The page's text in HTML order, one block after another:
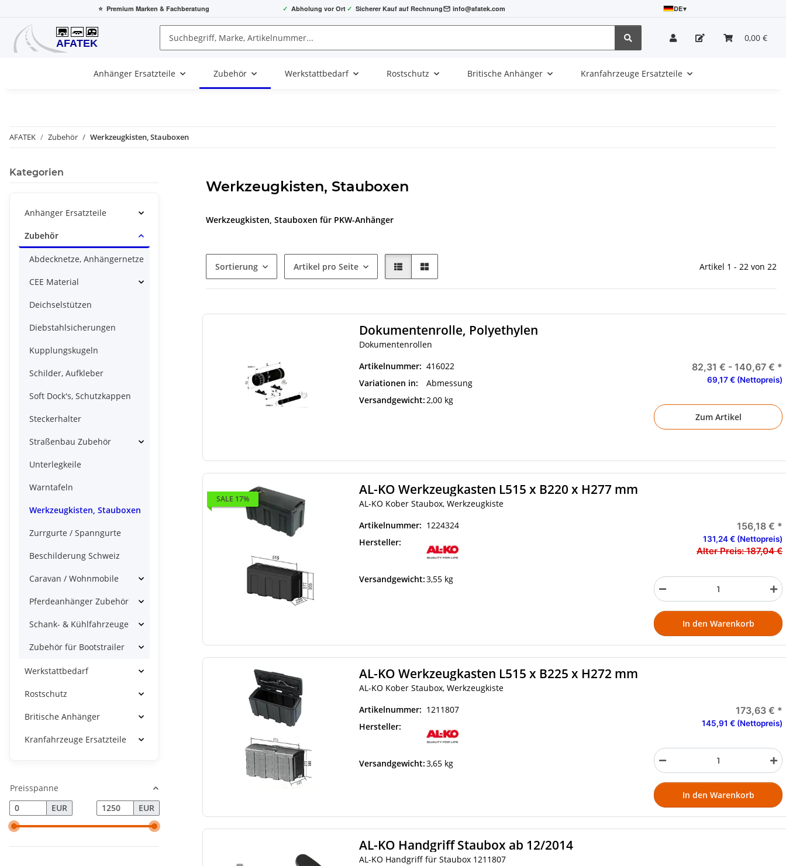
⭐ Premium Marken & Fachberatung ✓ Abholung vor Ort ✓ Sicherer Kauf auf Rechnung info@afatek.com DE▾
0,00 €
Anhänger Ersatzteile Zubehör Werkstattbedarf Rostschutz Britische Anhänger Kranfahrzeuge Ersatzteile
AFATEK Zubehör Werkzeugkisten, Stauboxen
Werkzeugkisten, Stauboxen
Werkzeugkisten, Stauboxen für PKW-Anhänger
Sortierung Artikel pro Seite Artikel 1 - 22 von 22
Dokumentenrolle, Polyethylen
Dokumentenrollen
Artikelnummer: 416022
Variationen in:
Abmessung
Versandgewicht:2,00 kg
82,31 € - 140,67 € *
69,17 € (Nettopreis)
Zum Artikel
SALE 17%
AL-KO Werkzeugkasten L515 x B220 x H277 mm
AL-KO Kober Staubox, Werkzeugkiste
Artikelnummer: 1224324
Hersteller:
Versandgewicht:3,55 kg
156,18 € *
131,24 € (Nettopreis)
Alter Preis:187,04 €
In den Warenkorb
AL-KO Werkzeugkasten L515 x B225 x H272 mm
AL-KO Kober Staubox, Werkzeugkiste
Artikelnummer: 1211807
Hersteller:
Versandgewicht:3,65 kg
173,63 € *
145,91 € (Nettopreis)
In den Warenkorb
AL-KO Handgriff Staubox ab 12/2014
AL-KO Handgriff für Staubox 1211807
Kategorien
Anhänger Ersatzteile
Zubehör
Abdecknetze, Anhängernetze
CEE Material
Deichselstützen
Diebstahlsicherungen
Kupplungskugeln
Schilder, Aufkleber
Soft Dock's, Schutzkappen
Steckerhalter
Straßenbau Zubehör
Unterlegkeile
Warntafeln
Werkzeugkisten, Stauboxen
Zurrgurte / Spanngurte
Beschilderung Schweiz
Caravan / Wohnmobile
Pferdeanhänger Zubehör
Schank- & Kühlfahrzeuge
Zubehör für Bootstrailer
Werkstattbedarf
Rostschutz
Britische Anhänger
Kranfahrzeuge Ersatzteile
Preisspanne
EUR
EUR